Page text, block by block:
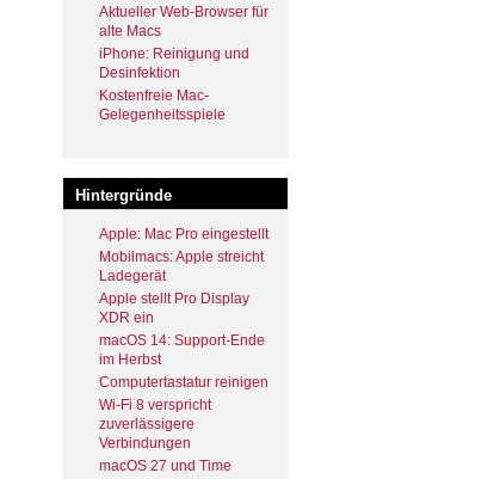
Aktueller Web-Browser für
alte Macs
iPhone: Reinigung und
Desinfektion
Kostenfreie Mac-
Gelegenheitsspiele
Hintergründe
Apple: Mac Pro eingestellt
Mobilmacs: Apple streicht
Ladegerät
Apple stellt Pro Display
XDR ein
macOS 14: Support-Ende
im Herbst
Computertastatur reinigen
Wi-Fi 8 verspricht
zuverlässigere
Verbindungen
macOS 27 und Time